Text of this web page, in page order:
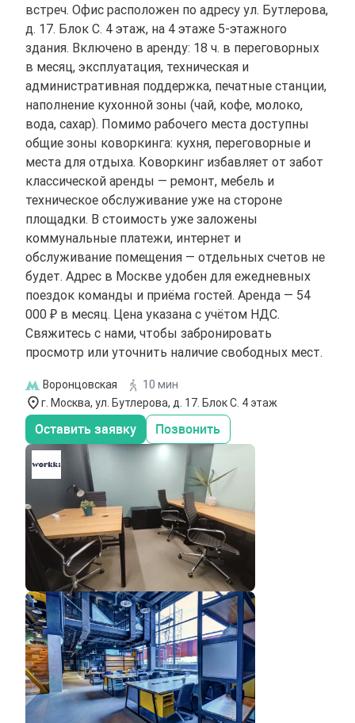
встреч. Офис расположен по адресу ул. Бутлерова,
д. 17. Блок С. 4 этаж, на 4 этаже 5-этажного
здания. Включено в аренду: 18 ч. в переговорных
в месяц, эксплуатация, техническая и
административная поддержка, печатные станции,
наполнение кухонной зоны (чай, кофе, молоко,
вода, сахар). Помимо рабочего места доступны
общие зоны коворкинга: кухня, переговорные и
места для отдыха. Коворкинг избавляет от забот
классической аренды — ремонт, мебель и
техническое обслуживание уже на стороне
площадки. В стоимость уже заложены
коммунальные платежи, интернет и
обслуживание помещения — отдельных счетов не
будет. Адрес в Москве удобен для ежедневных
поездок команды и приёма гостей. Аренда — 54
000 ₽ в месяц. Цена указана с учётом НДС.
Свяжитесь с нами, чтобы забронировать
просмотр или уточнить наличие свободных мест.
Воронцовская
10 мин
г. Москва, ул. Бутлерова, д. 17. Блок С. 4 этаж
Оставить заявку Позвонить